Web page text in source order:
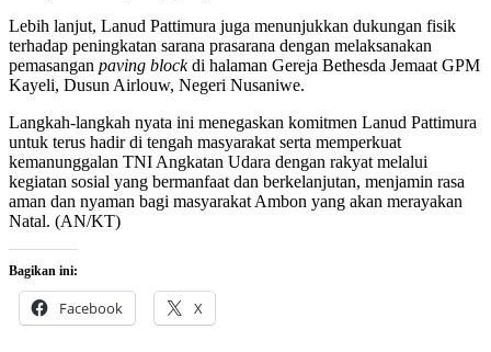
Lebih lanjut, Lanud Pattimura juga menunjukkan dukungan fisik
terhadap peningkatan sarana prasarana dengan melaksanakan
pemasangan paving blockdi halaman Gereja Bethesda Jemaat GPM
Kayeli, Dusun Airlouw, Negeri Nusaniwe.
Langkah-langkah nyata ini menegaskan komitmen Lanud Pattimura
untuk terus hadir di tengah masyarakat serta memperkuat
kemanunggalan TNI Angkatan Udara dengan rakyat melalui
kegiatan sosial yang bermanfaat dan berkelanjutan, menjamin rasa
aman dan nyaman bagi masyarakat Ambon yang akan merayakan
Natal. (AN/KT)
Bagikan ini:
Facebook X